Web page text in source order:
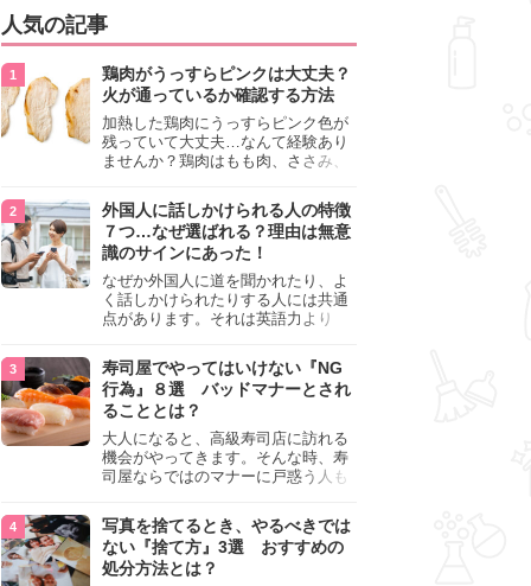
人気の記事
鶏肉がうっすらピンクは大丈夫？
火が通っているか確認する方法
加熱した鶏肉にうっすらピンク色が
残っていて大丈夫…なんて経験あり
ませんか？鶏肉はもも肉、ささみ、
わいが異なり、いろいろと楽しめる
料理ですが、鶏肉は加熱した後でも
うっすらピンク色の部分が大丈夫な
のと気になるときがあります。この
記事では生焼けか火が通っているの
かを確認する方法や、鶏肉を調理す
るときの注意点を紹介しますので、
参考にしてみてくださいね。
外国人に話しかけられる人の特徴
７つ…なぜ選ばれる？理由は無意
識のサインにあった！
なぜか外国人に道を聞かれたり、よ
く話しかけられたりする人には共通
点があります。それは英語力より
けても大丈夫」というサインが関係
しています。よく選ばれる人の特徴
や、英語が苦手でも焦らない対処
法、自分を守るための注意点を詳し
く解説します。
寿司屋でやってはいけない『NG
行為』８選 バッドマナーとされ
ることとは？
大人になると、高級寿司店に訪れる
機会がやってきます。そんな時、寿
司屋ならではのマナーに戸惑う人も
らためて寿司屋でやってはいけない
『NG行為』をチェックしましょう。
写真を捨てるとき、やるべきでは
ない『捨て方』3選 おすすめの
処分方法とは？